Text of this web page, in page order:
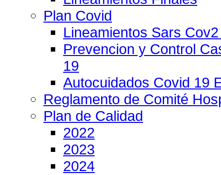
Plan Covid
Lineamientos Sars
Prevencion y Control
19
Autocuidados Covid 19
Reglamento de Comité
Plan de Calidad
2022
2023
2024